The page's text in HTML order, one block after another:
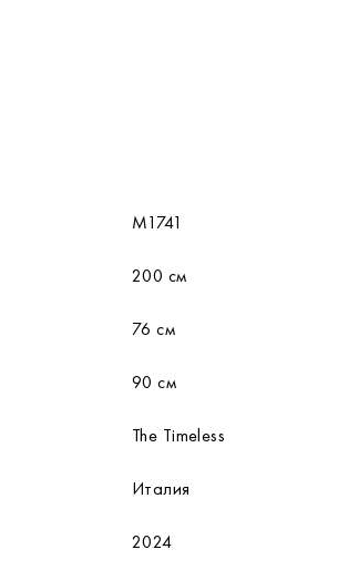
M1741
200 см
76 см
90 см
The Timeless
Италия
2024